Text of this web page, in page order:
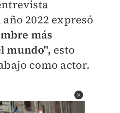
2022 expresó
más
mundo", esto
como actor.